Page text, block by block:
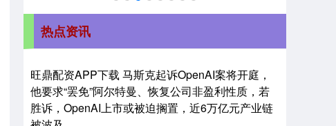
热点资讯
旺鼎配资APP下载 马斯克起诉OpenAI案将开庭，
他要求“罢免”阿尔特曼、恢复公司非盈利性质，若
胜诉，OpenAI上市或被迫搁置，近6万亿元产业链